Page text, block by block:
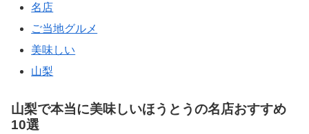
名店
ご当地グルメ
美味しい
山梨
山梨で本当に美味しいほうとうの名店おすすめ
10選